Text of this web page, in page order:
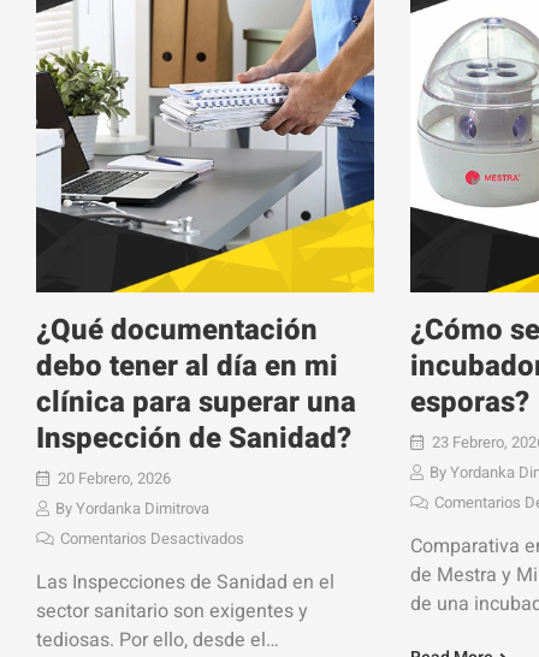
¿Qué documentación
debo tener al día en mi
clínica para superar una
Inspección de Sanidad?
20 Febrero, 2026
ByYordanka Dimitrova
Comentarios Desactivados
Las Inspecciones de Sanidad en el
sector sanitario son exigentes y
tediosas. Por ello, desde el
¿Cómo
esporas?
23 Febrero,
ByYordanka
Comentarios
Comparativa
de Mestra y
de una